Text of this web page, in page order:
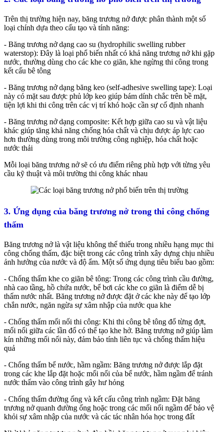
Trên thị trường hiện nay, băng trương nở được phân thành một số
loại chính dựa theo cấu tạo và tính năng:
- Băng trương nở dạng cao su (hydrophilic swelling rubber
waterstop): Đây là loại phổ biến nhất có khả năng trương nở khi gặp
nước, thường dùng cho các khe co giãn, khe ngừng thi công trong
kết cấu bê tông
- Băng trương nở dạng băng keo (self-adhesive swelling tape): Loại
này có mặt sau được phủ lớp keo giúp bám dính chắc trên bề mặt,
tiện lợi khi thi công trên các vị trí khó hoặc cần sự cố định nhanh
- Băng trương nở dạng composite: Kết hợp giữa cao su và vật liệu
khác giúp tăng khả năng chống hóa chất và chịu được áp lực cao
hơn thường dùng trong môi trường công nghiệp, hóa chất hoặc
nước thải
Mỗi loại băng trương nở sẽ có ưu điểm riêng phù hợp với từng yêu
cầu kỹ thuật và môi trường thi công khác nhau
3. Ứng dụng của băng trương nở trong thi công chống
thấm
Băng trương nở là vật liệu không thể thiếu trong nhiều hạng mục thi
công chống thấm, đặc biệt trong các công trình xây dựng chịu nhiều
ảnh hưởng của nước và độ ẩm. Một số ứng dụng tiêu biểu bao gồm:
- Chống thấm khe co giãn bê tông: Trong các công trình cầu đường,
nhà cao tầng, hồ chứa nước, bể bơi các khe co giãn là điểm dễ bị
thấm nước nhất. Băng trương nở được đặt ở các khe này để tạo lớp
chắn nước, ngăn ngừa sự xâm nhập của nước qua khe
- Chống thấm mối nối thi công: Khi thi công bê tông đổ từng đợt,
mối nối giữa các lần đổ có thể tạo khe hở. Băng trương nở giúp làm
kín những mối nối này, đảm bảo tính liên tục và chống thấm hiệu
quả
- Chống thấm bể nước, hầm ngầm: Băng trương nở được lắp đặt
trong các khe lắp đặt hoặc mối nối của bể nước, hầm ngầm để tránh
nước thấm vào công trình gây hư hỏng
- Chống thấm đường ống và kết cấu công trình ngầm: Đặt băng
trương nở quanh đường ống hoặc trong các mối nối ngầm để bảo vệ
khỏi sự xâm nhập của nước và các tác nhân hóa học trong đất